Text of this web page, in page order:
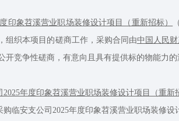
印象苕溪营业职场装修设计项目（重新招标）
组织本项目的磋商工作，采购合同由中国人民
开竞争性磋商，有意向且具有提供标的物能力
2025年度印象苕溪营业职场装修设计项目（重新
安支公司2025年度印象苕溪营业职场装修设